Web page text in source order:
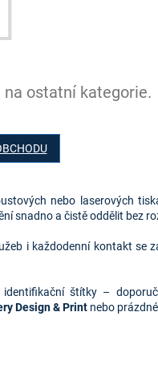
ostatní kategorie.
nebo laserových
snadno a čistě oddělit bez
i každodenní kontakt se
štítky –
Design & Print nebo